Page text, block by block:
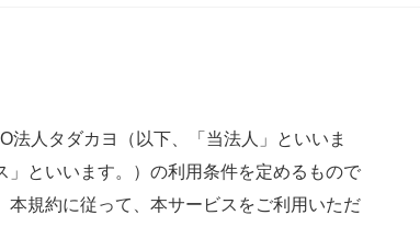
人タダカヨ（以下、「当法人」といいま
といいます。）の利用条件を定めるもので
規約に従って、本サービスをご利用いただ